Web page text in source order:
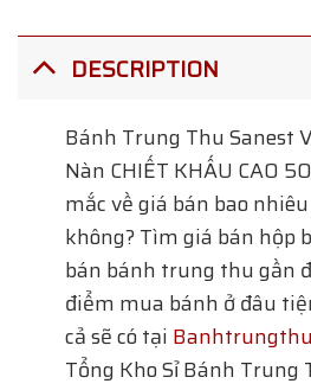
DESCRIPTION
Bánh Trung Thu Sanest
Nàn CHIẾT KHẤU CAO
mắc về giá bán bao
không? Tìm giá bán hộp
bán bánh trung thu gần
điểm mua bánh ở đâu
cả sẽ có tại
Tổng Kho Sỉ Bánh Trung